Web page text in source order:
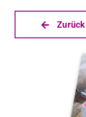
Zurück